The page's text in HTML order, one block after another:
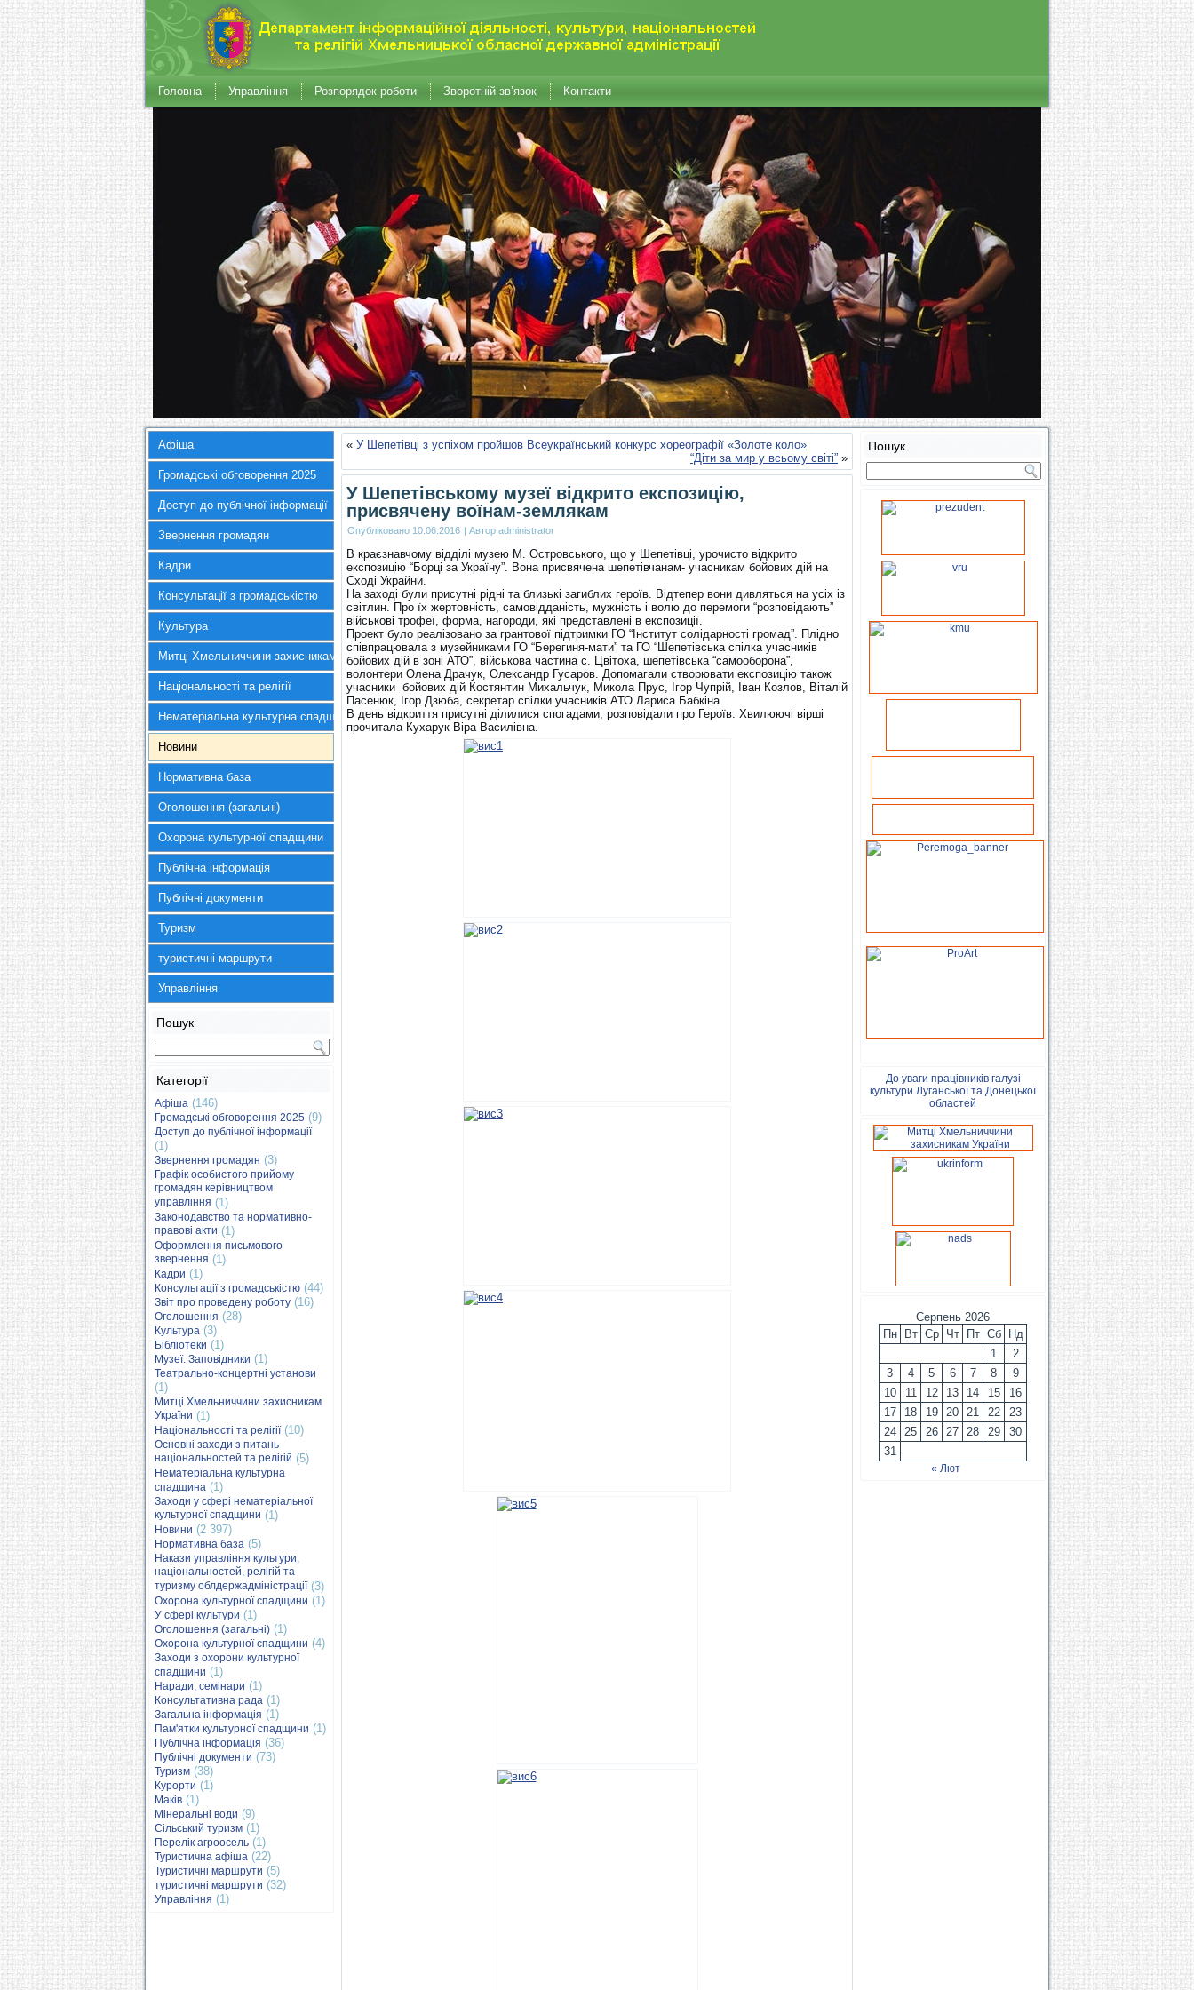
Головна Управління Розпорядок роботи Зворотній зв’язок Контакти
Афіша
Громадські обговорення 2025
Доступ до публічної інформації
Звернення громадян
Кадри
Консультації з громадськістю
Культура
Митці Хмельниччини захисникам України
Національності та релігії
Нематеріальна культурна спадщина
Новини
Нормативна база
Оголошення (загальні)
Охорона культурної спадщини
Публічна інформація
Публічні документи
Туризм
туристичні маршрути
Управління
Пошук
Категорії
Афіша (146)
Громадські обговорення 2025 (9)
Доступ до публічної інформації
(1)
Звернення громадян (3)
Графік особистого прийому
громадян керівництвом
управління (1)
Законодавство та нормативно-
правові акти (1)
Оформлення письмового
звернення (1)
Кадри (1)
Консультації з громадськістю (44)
Звіт про проведену роботу (16)
Оголошення (28)
Культура (3)
Бібліотеки (1)
Музеї. Заповідники (1)
Театрально-концертні установи
(1)
Митці Хмельниччини захисникам
України (1)
Національності та релігії(10)
Основні заходи з питань
національностей та релігій (5)
Нематеріальна культурна
спадщина (1)
Заходи у сфері нематеріальної
культурної спадщини (1)
Новини (2 397)
Нормативна база (5)
Накази управління культури,
національностей, релігій та
туризму облдержадміністрації(3)
Охорона культурної спадщини (1)
У сфері культури (1)
Оголошення (загальні) (1)
Охорона культурної спадщини (4)
Заходи з охорони культурної
спадщини (1)
Наради, семінари (1)
Консультативна рада (1)
Загальна інформація (1)
Пам'ятки культурної спадщини (1)
Публічна інформація (36)
Публічні документи (73)
Туризм (38)
Курорти (1)
Маків (1)
Мінеральні води (9)
Сільський туризм (1)
Перелік агроосель (1)
Туристична афіша (22)
Туристичні маршрути (5)
туристичні маршрути (32)
Управління (1)
« У Шепетівці з успіхом пройшов Всеукраїнський конкурс хореографії «Золоте коло»
“Діти за мир у всьому світі” »
У Шепетівському музеї відкрито експозицію,
присвячену воїнам-землякам
Опубліковано 10.06.2016 | Автор administrator
В краєзнавчому відділі музею М. Островського, що у Шепетівці, урочисто відкрито
експозицію “Борці за Україну”. Вона присвячена шепетівчанам- учасникам бойових дій на
Сході Украйни.
На заході були присутні рідні та близькі загиблих героїв. Відтепер вони дивляться на усіх із
світлин. Про їх жертовність, самовідданість, мужність і волю до перемоги “розповідають”
військові трофеї, форма, нагороди, які представлені в експозиції.
Проект було реалізовано за грантової підтримки ГО “Інститут солідарності громад”. Плідно
співпрацювала з музейниками ГО “Берегиня-мати” та ГО “Шепетівська спілка учасників
бойових дій в зоні АТО”, військова частина с. Цвітоха, шепетівська “самооборона”,
волонтери Олена Драчук, Олександр Гусаров. Допомагали створювати експозицію також
учасники бойових дій Костянтин Михальчук, Микола Прус, Ігор Чупрій, Іван Козлов, Віталій
Пасенюк, Ігор Дзюба, секретар спілки учасників АТО Лариса Бабкіна.
В день відкриття присутні ділилися спогадами, розповідали про Героїв. Хвилюючі вірші
прочитала Кухарук Віра Василівна.
Пошук
До уваги працівників галузі
культури Луганської та Донецької
областей
Серпень 2026
Пн
Вт Ср Чт Пт Сб
Нд
1
2
3
4 5 6 7 8
9
10
11 12 13 14 15
16
17
18 19 20 21 22
23
24
25 26 27 28 29
30
31
« Лют